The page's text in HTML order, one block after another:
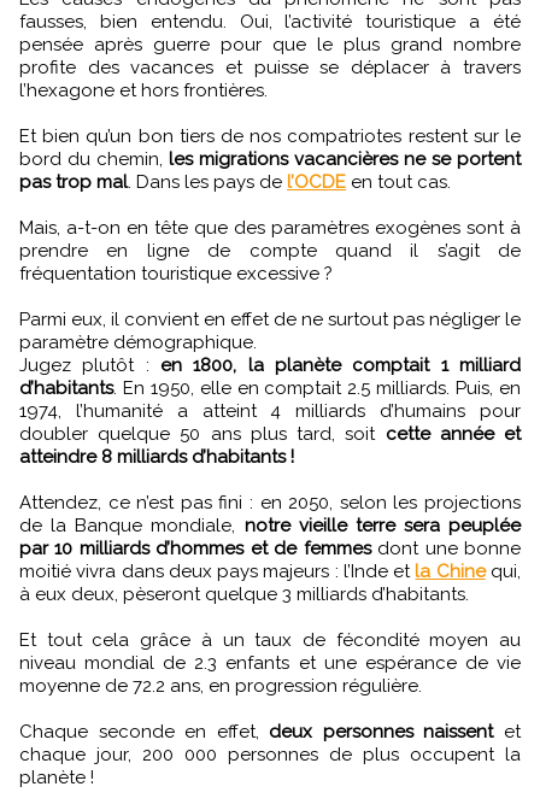
fausses, bien entendu. Oui, l’activité touristique a été
pensée après guerre pour que le plus grand nombre
profite des vacances et puisse se déplacer à travers
l’hexagone et hors frontières.
Et bien qu’un bon tiers de nos compatriotes restent sur le
bord du chemin, les migrations vacancières ne se portent
pas trop mal. Dans les pays de l’OCDE en tout cas.
Mais, a-t-on en tête que des paramètres exogènes sont à
prendre en ligne de compte quand il s’agit de
fréquentation touristique excessive ?
Parmi eux, il convient en effet de ne surtout pas négliger le
paramètre démographique.
Jugez plutôt : en 1800, la planète comptait 1 milliard
d’habitants. En 1950, elle en comptait 2.5 milliards. Puis, en
1974, l’humanité a atteint 4 milliards d’humains pour
doubler quelque 50 ans plus tard, soit cette année et
atteindre 8 milliards d’habitants !
Attendez, ce n’est pas fini : en 2050, selon les projections
de la Banque mondiale, notre vieille terre sera peuplée
par 10 milliards d’hommes et de femmes dont une bonne
moitié vivra dans deux pays majeurs : l’Inde et la Chinequi,
à eux deux, pèseront quelque 3 milliards d’habitants.
Et tout cela grâce à un taux de fécondité moyen au
niveau mondial de 2.3 enfants et une espérance de vie
moyenne de 72.2 ans, en progression régulière.
Chaque seconde en effet, deux personnes naissentet
chaque jour, 200 000 personnes de plus occupent la
planète !